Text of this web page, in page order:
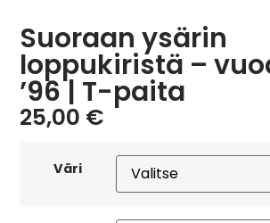
Suoraan ysärin
loppukiristä –
’96 | T-paita
25,00 €
Väri